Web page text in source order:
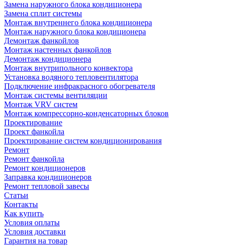
Замена наружного блока кондиционера
Замена сплит системы
Монтаж внутреннего блока кондиционера
Монтаж наружного блока кондиционера
Демонтаж фанкойлов
Монтаж настенных фанкойлов
Демонтаж кондиционера
Монтаж внутрипольного конвектора
Установка водяного тепловентилятора
Подключение инфракрасного обогревателя
Монтаж системы вентиляции
Монтаж VRV систем
Монтаж компрессорно-конденсаторных блоков
Проектирование
Проект фанкойла
Проектирование систем кондиционирования
Ремонт
Ремонт фанкойла
Ремонт кондиционеров
Заправка кондиционеров
Ремонт тепловой завесы
Статьи
Контакты
Как купить
Условия оплаты
Условия доставки
Гарантия на товар